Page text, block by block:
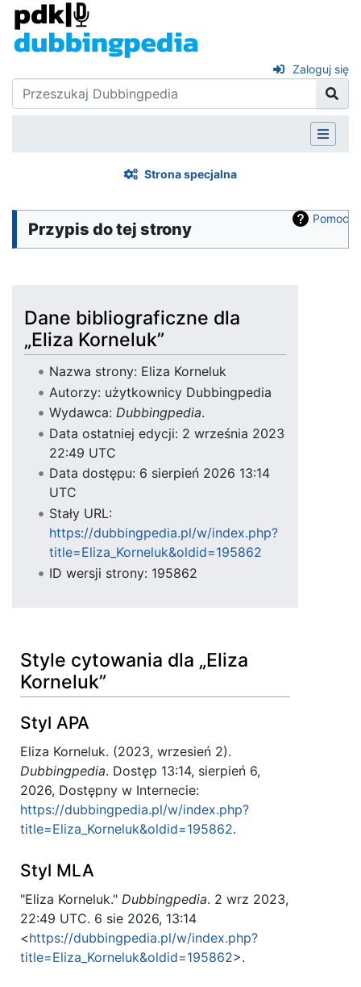
Zaloguj się
Strona specjalna
Pomoc
Przypis do tej strony
Dane bibliograficzne dla
„Eliza Korneluk”
Nazwa strony: Eliza Korneluk
Autorzy: użytkownicy Dubbingpedia
Wydawca: Dubbingpedia.
Data ostatniej edycji: 2 września 2023
22:49 UTC
Data dostępu: 6 sierpień 2026 13:14
UTC
Stały URL:
https://dubbingpedia.pl/w/index.php?
title=Eliza_Korneluk&oldid=195862
ID wersji strony: 195862
Style cytowania dla „Eliza
Korneluk”
Styl APA
Eliza Korneluk. (2023, wrzesień 2).
Dubbingpedia. Dostęp 13:14, sierpień 6,
2026, Dostępny w Internecie:
https://dubbingpedia.pl/w/index.php?
title=Eliza_Korneluk&oldid=195862.
Styl MLA
"Eliza Korneluk." Dubbingpedia. 2 wrz 2023,
22:49 UTC. 6 sie 2026, 13:14
<https://dubbingpedia.pl/w/index.php?
title=Eliza_Korneluk&oldid=195862>.